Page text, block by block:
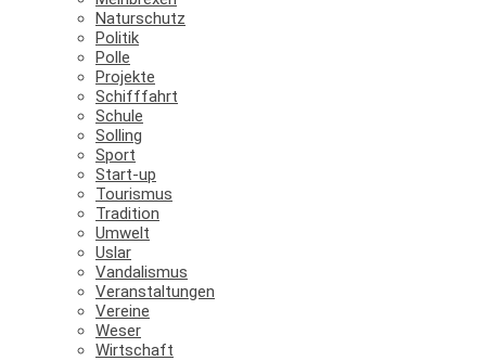
Naturschutz
Politik
Polle
Projekte
Schifffahrt
Schule
Solling
Sport
Start-up
Tourismus
Tradition
Umwelt
Uslar
Vandalismus
Veranstaltungen
Vereine
Weser
Wirtschaft